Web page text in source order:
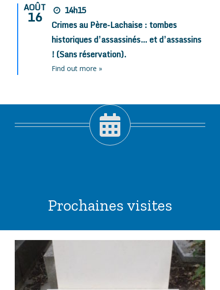
AOÛT
16
14h15
Crimes au Père-Lachaise : tombes
historiques d’assassinés… et d’assassins
! (Sans réservation).
Find out more »
Prochaines visites